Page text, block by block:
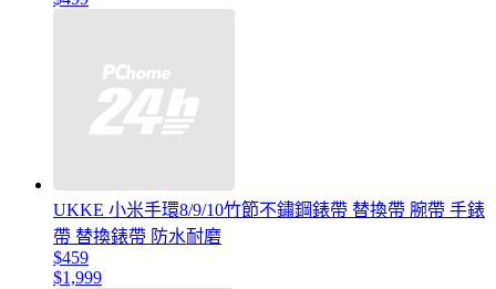
UKKE 小米手環8/9/10竹節不鏽鋼錶帶 替換帶 腕帶 手錶
帶 替換錶帶 防水耐磨
$459
$1,999